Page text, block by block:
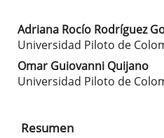
Contenido
principal
del
Adriana Rocío Rodríguez
Universidad Piloto de
Omar Guiovanni Quijano
Universidad Piloto de
Resumen